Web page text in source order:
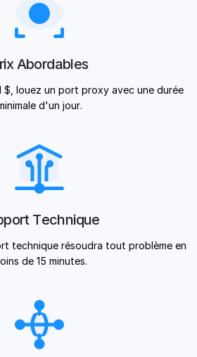
Abordables
$, louez un port proxy avec une durée
d'un jour.
Technique
technique résoudra tout problème en
de 15 minutes.